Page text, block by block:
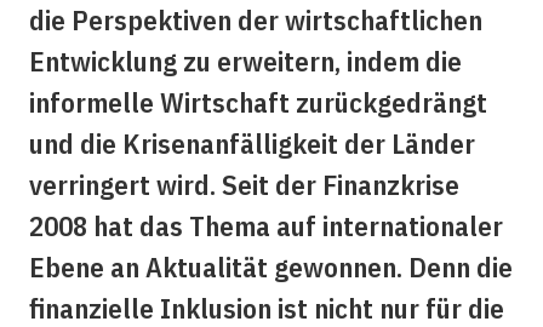
die Perspektiven der wirtschaftlichen
Entwicklung zu erweitern, indem die
informelle Wirtschaft zurückgedrängt
und die Krisenanfälligkeit der Länder
verringert wird. Seit der Finanzkrise
2008 hat das Thema auf internationaler
Ebene an Aktualität gewonnen. Denn die
finanzielle Inklusion ist nicht nur für die